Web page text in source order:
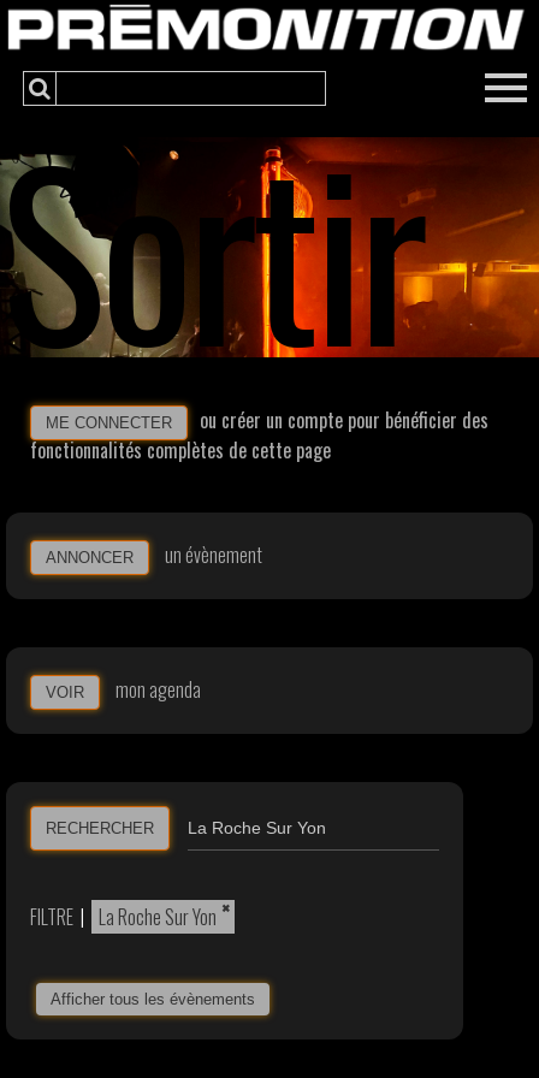
Sortir
ME CONNECTER
ou créer un compte pour bénéficier des
fonctionnalités complètes de cette page
ANNONCER un évènement
VOIR mon agenda
RECHERCHER
FILTRE | ×
La Roche Sur Yon
Afficher tous les évènements